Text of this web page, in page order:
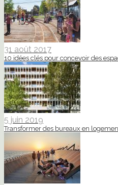
31 août 2017
10 idées clés pour concevoir des
5 juin 2019
Transformer des bureaux en